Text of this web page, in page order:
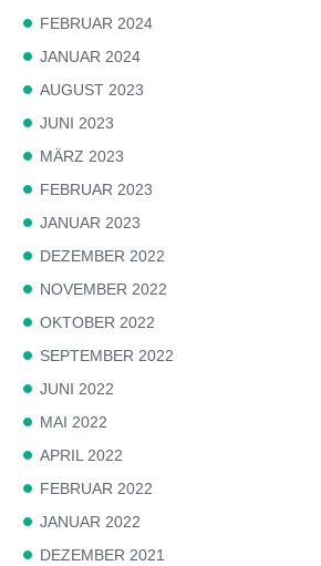
FEBRUAR 2024
JANUAR 2024
AUGUST 2023
JUNI 2023
MÄRZ 2023
FEBRUAR 2023
JANUAR 2023
DEZEMBER 2022
NOVEMBER 2022
OKTOBER 2022
SEPTEMBER 2022
JUNI 2022
MAI 2022
APRIL 2022
FEBRUAR 2022
JANUAR 2022
DEZEMBER 2021